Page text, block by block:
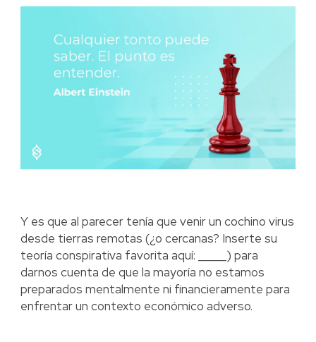
Y es que al parecer tenía que venir un cochino virus
desde tierras remotas (¿o cercanas? Inserte su
teoría conspirativa favorita aquí: _____) para
darnos cuenta de que la mayoría no estamos
preparados mentalmente ni financieramente para
enfrentar un contexto económico adverso.